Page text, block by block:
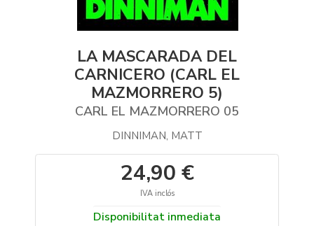
LA MASCARADA DEL
CARNICERO (CARL EL
MAZMORRERO 5)
CARL EL MAZMORRERO 05
DINNIMAN, MATT
24,90 €
IVA inclós
Disponibilitat inmediata